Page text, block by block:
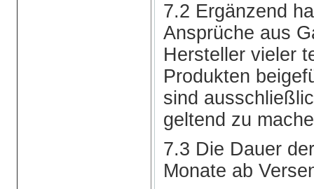
7.2 Ergänzend
Ansprüche aus
Hersteller vieler
Produkten
sind
geltend zu
7.3 Die Dauer
Monate ab